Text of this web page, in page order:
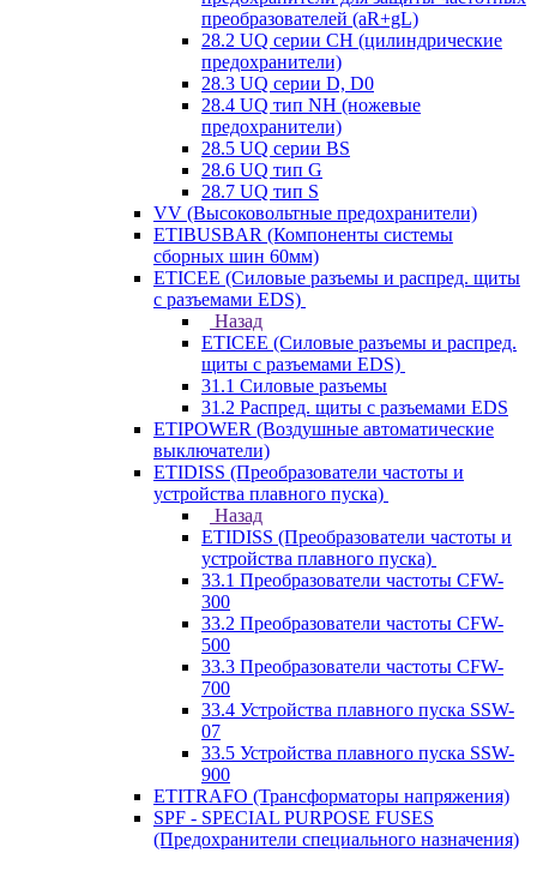
преобразователей (aR+gL)
28.2 UQ серии CH (цилиндрические
предохранители)
28.3 UQ серии D, D0
28.4 UQ тип NH (ножевые
предохранители)
28.5 UQ серии BS
28.6 UQ тип G
28.7 UQ тип S
VV (Высоковольтные предохранители)
ETIBUSBAR (Компоненты системы
сборных шин 60мм)
ETICEE (Силовые разъемы и распред. щиты
с разъемами EDS)
Назад
ETICEE (Силовые разъемы и распред.
щиты с разъемами EDS)
31.1 Силовые разъемы
31.2 Распред. щиты с разъемами EDS
ETIPOWER (Воздушные автоматические
выключатели)
ETIDISS (Преобразователи частоты и
устройства плавного пуска)
Назад
ETIDISS (Преобразователи частоты и
устройства плавного пуска)
33.1 Преобразователи частоты CFW-
300
33.2 Преобразователи частоты CFW-
500
33.3 Преобразователи частоты CFW-
700
33.4 Устройства плавного пуска SSW-
07
33.5 Устройства плавного пуска SSW-
900
ETITRAFO (Трансформаторы напряжения)
SPF - SPECIAL PURPOSE FUSES
(Предохранители специального назначения)